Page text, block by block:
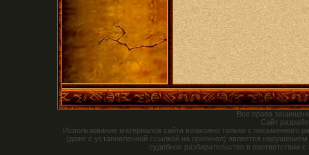
Все права
Сайт
Использование материалов сайта возможно только с письменного
(даже с установленной ссылкой на оригинал) является
судебное разбирательство в